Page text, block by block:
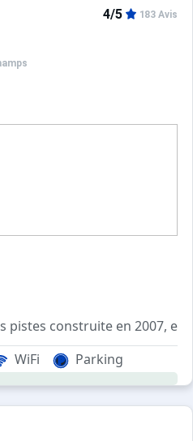
4/5 183 Avis
des pistes construite
WiFi Parking